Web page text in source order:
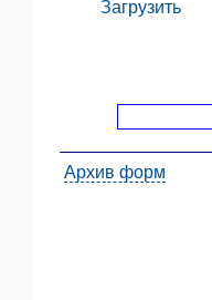
ЯО
Загрузить
Архив форм